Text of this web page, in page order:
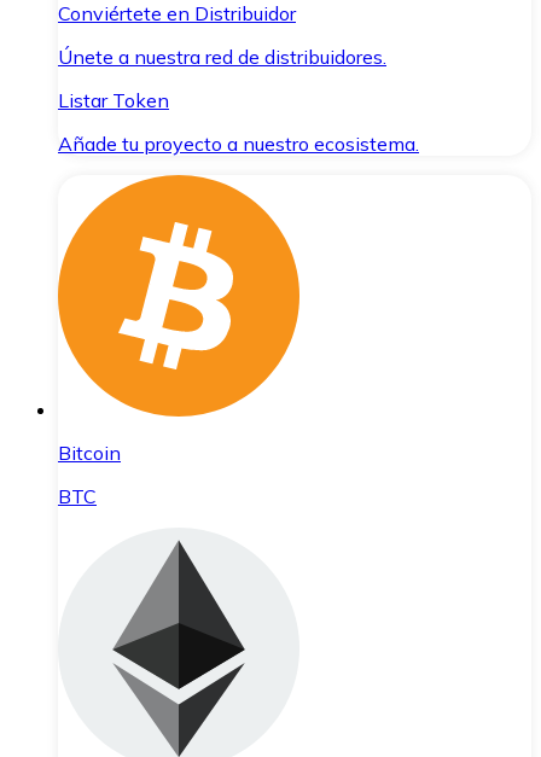
Conviértete en Distribuidor
Únete a nuestra red de distribuidores.
Listar Token
Añade tu proyecto a nuestro ecosistema.
Bitcoin
BTC